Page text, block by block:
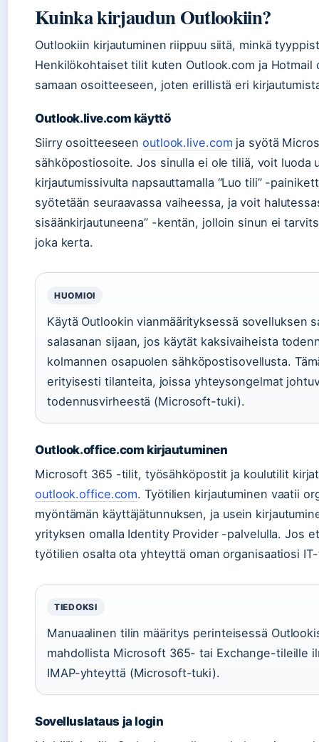
Kuinka kirjaudun Outlookiin?
Outlookiin kirjautuminen riippuu siitä, minkä
Henkilökohtaiset tilit kuten Outlook.com ja Hotmail
samaan osoitteeseen, joten erillistä eri
Outlook.live.com käyttö
Siirry osoitteeseen outlook.live.com ja syötä
sähköpostiosoite. Jos sinulla ei ole tiliä, voit luoda
kirjautumissivulta napsauttamalla “Luo tili” -
syötetään seuraavassa vaiheessa, ja voit
sisäänkirjautuneena” -kentän, jolloin sinun ei
joka kerta.
HUOMIOI
Käytä Outlookin vianmäärityksessä sovelluksen
salasanan sijaan, jos käytät kaksivaiheista
kolmannen osapuolen sähköpostisovellusta.
erityisesti tilanteita, joissa yhteysongelmat
todennusvirheestä (Microsoft-tuki).
Outlook.office.com kirjautuminen
Microsoft 365 -tilit, työsähköpostit ja koulutilit
outlook.office.com. Työtilien kirjautuminen vaatii
myöntämän käyttäjätunnuksen, ja usein
yrityksen omalla Identity Provider -palvelulla. Jos
työtilien osalta ota yhteyttä oman organisaatiosi
TIEDOKSI
Manuaalinen tilin määritys perinteisessä
mahdollista Microsoft 365- tai Exchange-tileille
IMAP-yhteyttä (Microsoft-tuki).
Sovelluslataus ja login